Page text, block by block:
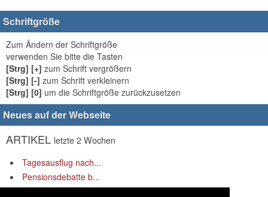
Schriftgröße
Zum Ändern der Schriftgröße
verwenden Sie bitte die Tasten
[Strg] [+] zum Schrift vergrößern
[Strg] [-] zum Schrift verkleinern
[Strg] [0] um die Schriftgröße zurückzusetzen
Neues auf der Webseite
ARTIKEL letzte 2 Wochen
Tagesausflug nach...
Pensionsdebatte b...
„Rüstung rauf – S...